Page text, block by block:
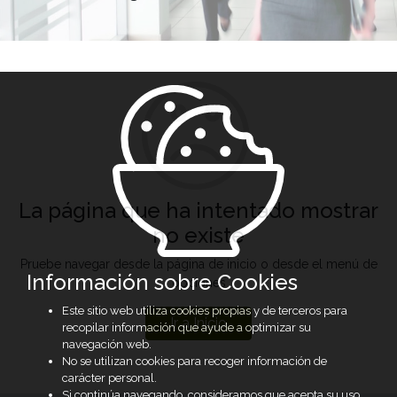
La página que ha intentado mostrar
no existe
Pruebe navegar desde la página de inicio o desde el menú de
opciones
Ir a Inicio
Información sobre Cookies
Este sitio web utiliza cookies propias y de terceros para
recopilar información que ayude a optimizar su
navegación web.
No se utilizan cookies para recoger información de
carácter personal.